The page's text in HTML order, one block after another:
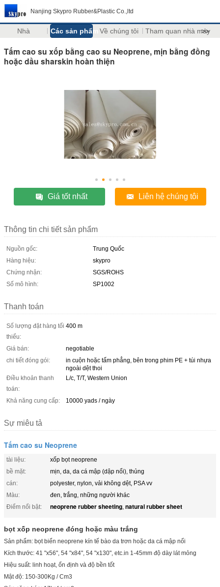
Nanjing Skypro Rubber&Plastic Co.,ltd
Nhà Các sản phẩm Về chúng tôi Tham quan nhà máy
>>
Tấm cao su xốp bằng cao su Neoprene, mịn bằng đồng
hoặc dầu sharskin hoàn thiện
Giá tốt nhất Liên hệ chúng tôi
Thông tin chi tiết sản phẩm
Nguồn gốc:
Trung Quốc
Hàng hiệu:
skypro
Chứng nhận:
SGS/ROHS
Số mô hình:
SP1002
Thanh toán
Số lượng đặt hàng tối
thiểu:
400 m
Giá bán:
negotiable
chi tiết đóng gói:
in cuộn hoặc tấm phẳng, bên trong phim PE + túi nhựa
ngoài dệt thoi
Điều khoản thanh
toán:
L/c, T/T, Western Union
Khả năng cung cấp: 10000 yads / ngày
Sự miêu tả
Tấm cao su Neoprene
tài liệu:
xốp bọt neoprene
bề mặt:
mịn, da, da cá mập (dập nổi), thủng
cán:
polyester, nylon, vải không dệt, PSA vv
Màu:
đen, trắng, những người khác
Điểm nổi bật:
neoprene rubber sheeting, natural rubber sheet
bọt xốp neoprene đóng hoặc màu trắng
Sản phẩm: bọt biển neoprene kín tế bào da trơn hoặc da cá mập nổi
Kích thước: 41 "x56", 54 "x84", 54 "x130", etc.in 1-45mm độ dày lát mỏng
Hiệu suất: linh hoạt, ổn định và độ bền tốt
Mật độ: 150-300Kg / Cm3